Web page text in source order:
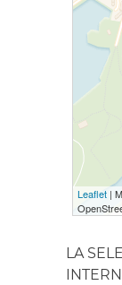
Leaflet|
LA